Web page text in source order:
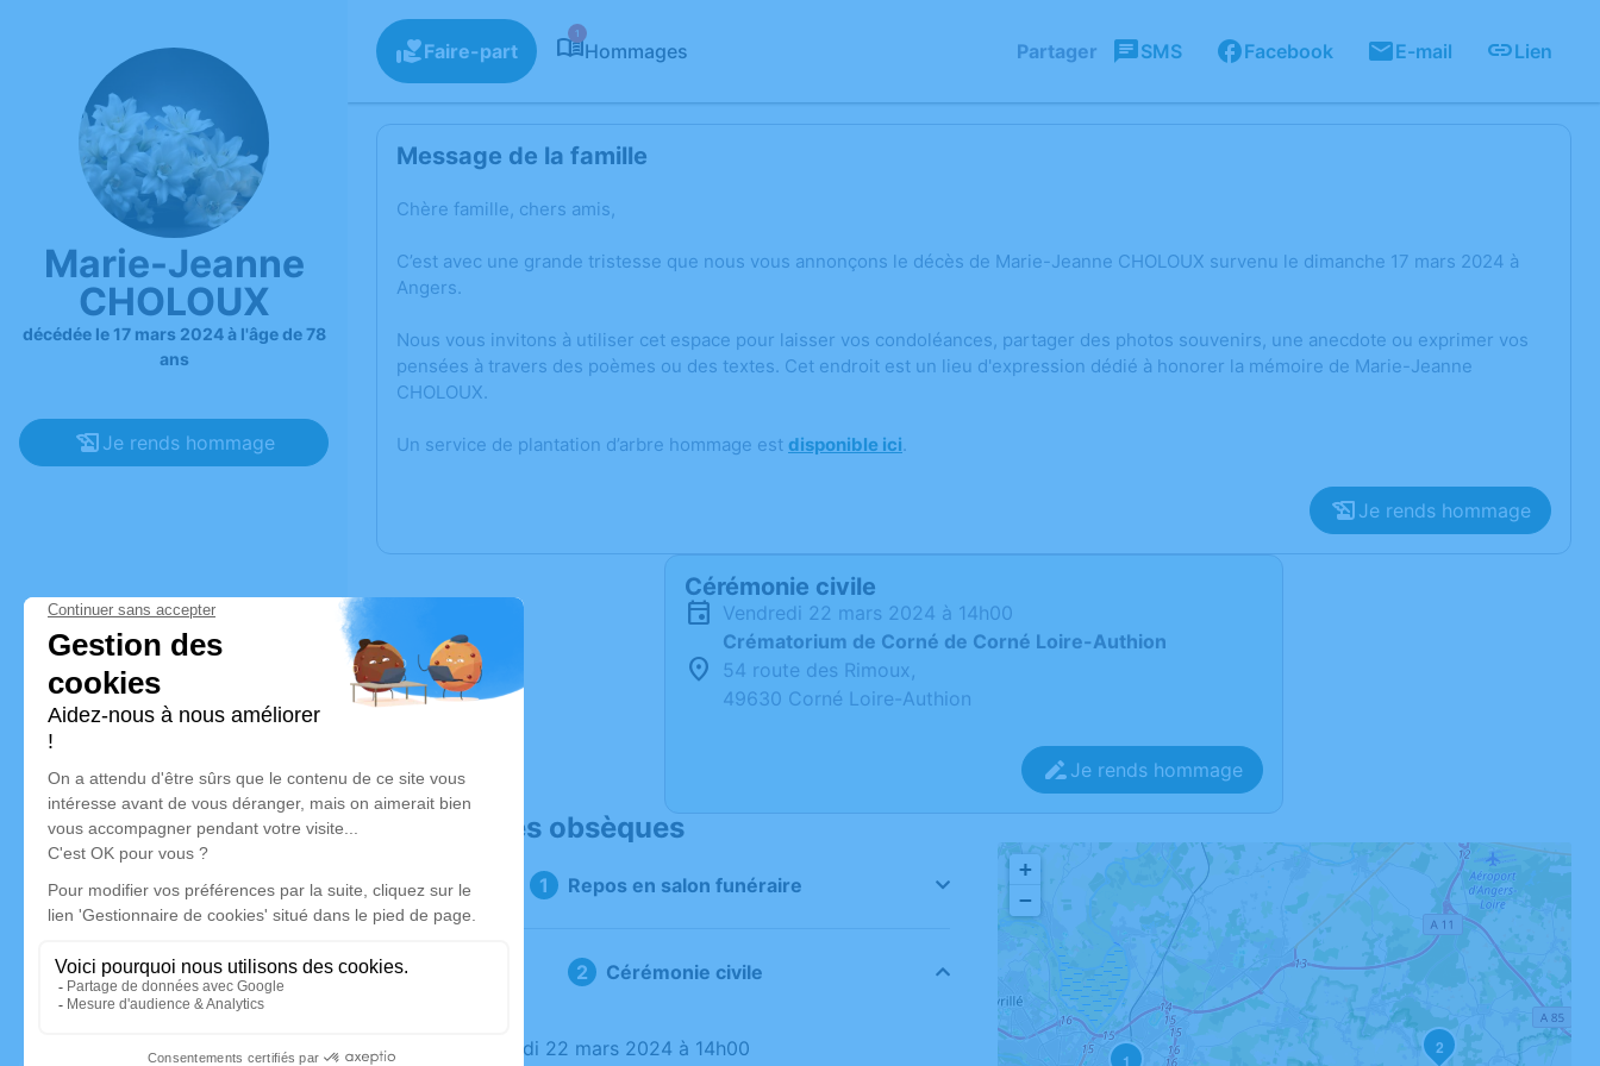
Marie-Jeanne
CHOLOUX
décédée le 17 mars 2024 à l'âge de 78
ans
Je rends hommage
Faire-part
1
Hommages Partager SMS Facebook E-mail Lien
Message de la famille
Chère famille, chers amis,
C’est avec une grande tristesse que nous vous annonçons le décès de Marie-Jeanne CHOLOUX survenu le dimanche 17 mars 2024 à
Angers.
Nous vous invitons à utiliser cet espace pour laisser vos condoléances, partager des photos souvenirs, une anecdote ou exprimer vos
pensées à travers des poèmes ou des textes. Cet endroit est un lieu d'expression dédié à honorer la mémoire de Marie-Jeanne
CHOLOUX.
Un service de plantation d’arbre hommage est disponible ici.
Je rends hommage
Cérémonie civile
vendredi 22 mars 2024 à 14h00
Crématorium de Corné de Corné Loire-Authion
54 route des Rimoux,
49630 Corné Loire-Authion
Je rends hommage
Déroulé des obsèques
Repos en salon funéraire
Cérémonie civile
Le vendredi 22 mars 2024 à 14h00
1
2
+
−